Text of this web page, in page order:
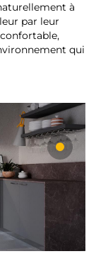
à
par leur
qui